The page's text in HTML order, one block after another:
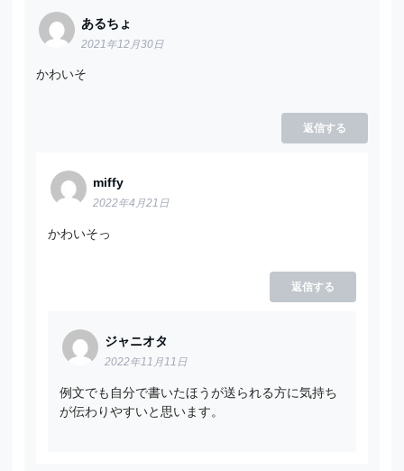
あるちょ
2021年12月30日
かわいそ
返信する
miffy
2022年4月21日
かわいそっ
返信する
ジャニオタ
2022年11月11日
例文でも自分で書いたほうが送られる方に気持ち
が伝わりやすいと思います。